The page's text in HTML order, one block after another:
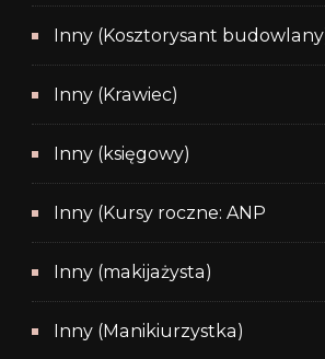
Inny (Kosztorysant
Inny (Krawiec)
Inny (księgowy)
Inny (Kursy roczne: ANP
Inny (makijażysta)
Inny (Manikiurzystka)